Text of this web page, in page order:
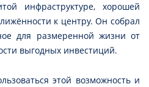
инфраструктуре, хорошей
к центру. Он собрал
для размеренной жизни от
выгодных инвестиций.
этой возможность и